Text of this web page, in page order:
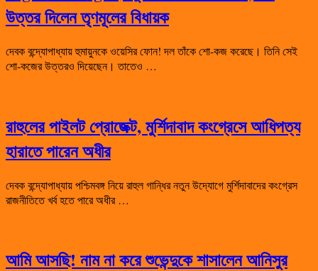
উত্তর দিলেন তৃণমূলের বিধায়ক
দেবক বন্দ্যোপাধ্যায় হুমায়ুনকে ওয়েসির ফোন! দল তাঁকে শো-কজ করেছে। তিনি সেই
শো-কজের উত্তরও দিয়েছেন। তাতেও …
রাহুলের পাইলট প্রোজেক্ট, মুর্শিদাবাদ কংগ্রেসে আধিপত্য
হারাতে পারেন অধীর
দেবক বন্দ্যোপাধ্যায় পশ্চিমবঙ্গ নিয়ে রাহুল গান্ধির নতুন উদ্যোগে মুর্শিদাবাদের কংগ্রেস
রাজনীতিতে খর্ব হতে পারে অধীর …
আমি আসছি! নাম না করে শুভেন্দুকে শাসালেন আনিসুর